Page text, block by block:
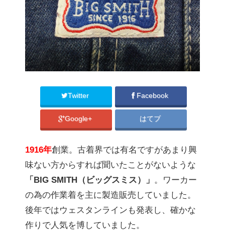
Twitter Facebook
Google+ はてブ
1916年創業。古着界では有名ですがあまり興
味ない方からすれば聞いたことがないような
「BIG SMITH（ビッグスミス）」 。ワーカー
の為の作業着を主に製造販売していました。
後年ではウェスタンラインも発表し、確かな
作りで人気を博していました。